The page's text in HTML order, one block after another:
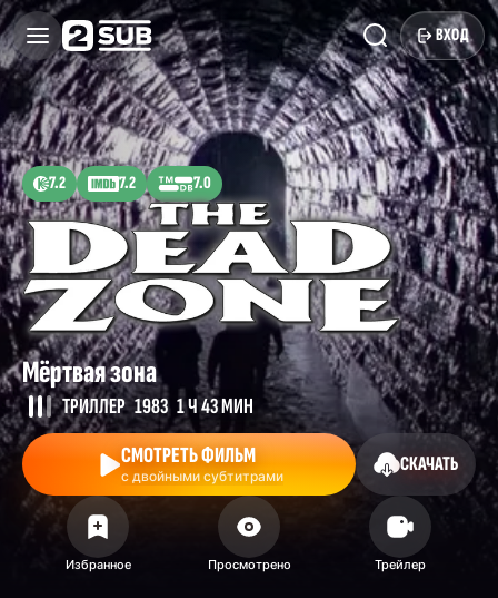
ВХОД
7.2 7.2 7.0
Мёртвая зона
ТРИЛЛЕР 1983 1 Ч 43 МИН
СМОТРЕТЬ ФИЛЬМ
с двойными субтитрами
СКАЧАТЬ